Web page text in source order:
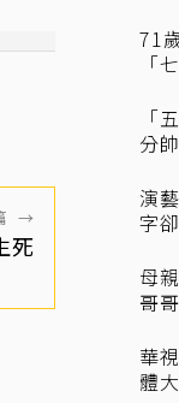
→
死
71
「
「
分
演
字
母
哥
華
體